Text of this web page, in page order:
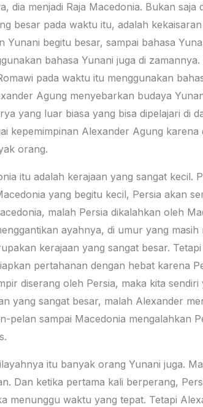
dia menjadi Raja Macedonia. Bukan saja
besar pada waktu itu, adalah
Yunani begitu besar, sampai bahasa
bahasa Yunani juga di
pada waktu itu menggunakan
Agung menyebarkan budaya
yang luar biasa yang bisa dipelajari di
kepemimpinan Alexander Agung
orang.
itu adalah kerajaan yang sangat kecil.
yang begitu kecil, Persia akan
malah Persia dikalahkan oleh
ayahnya, di umur yang
kerajaan yang sangat besar.
pertahanan dengan hebat karena
diserang oleh Persia, maka kita
yang sangat besar, malah Alexander
pelan sampai Macedonia mengalahkan
itu banyak orang Yunani juga.
Dan ketika pertama kali berperang,
menunggu waktu yang tepat. Tetapi